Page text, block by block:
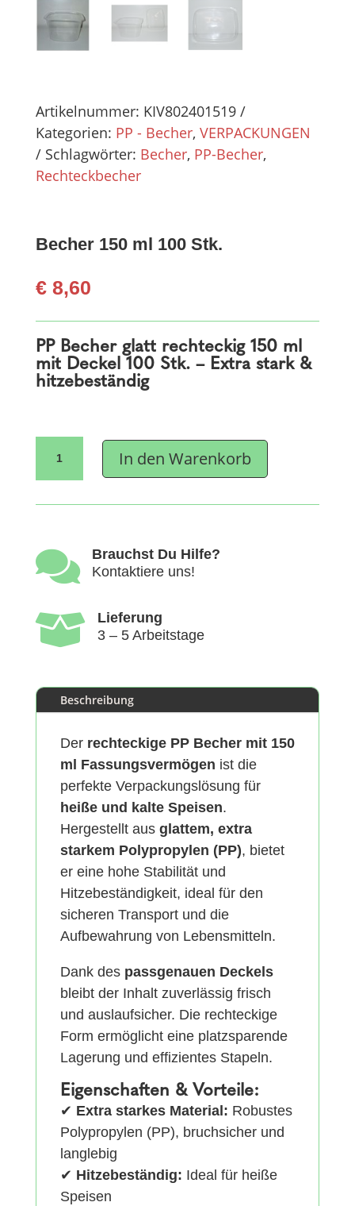
Artikelnummer: KIV802401519
Kategorien: PP - Becher, VERPACKUNGEN
Schlagwörter: Becher, PP-Becher,
Rechteckbecher
Becher 150 ml 100 Stk.
€8,60
PP Becher glatt rechteckig 150 ml
mit Deckel 100 Stk. – Extra stark &
hitzebeständig
150
ml
In den Warenkorb

Brauchst Du Hilfe?
Kontaktiere uns!

Lieferung
3 – 5 Arbeitstage
Beschreibung
Der rechteckige PP Becher mit 150
ml Fassungsvermögen ist die
perfekte Verpackungslösung für
heiße und kalte Speisen.
Hergestellt aus glattem, extra
starkem Polypropylen (PP), bietet
er eine hohe Stabilität und
Hitzebeständigkeit, ideal für den
sicheren Transport und die
Aufbewahrung von Lebensmitteln.
Dank des passgenauen Deckels
bleibt der Inhalt zuverlässig frisch
und auslaufsicher. Die rechteckige
Form ermöglicht eine platzsparende
Lagerung und effizientes Stapeln.
Eigenschaften & Vorteile:
✔ Extra starkes Material: Robustes
Polypropylen (PP), bruchsicher und
langlebig
✔ Hitzebeständig: Ideal für heiße
Speisen